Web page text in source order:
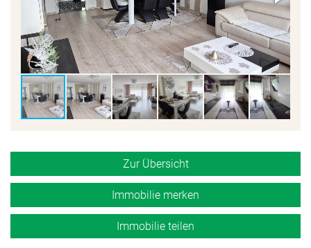
Zur Übersicht
Immobilie merken
Immobilie teilen